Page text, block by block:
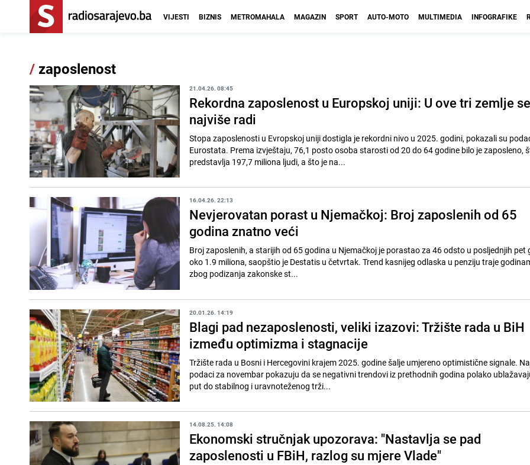
VIJESTI BIZNIS METROMAHALA MAGAZIN SPORT AUTO-MOTO MULTIMEDIA INFOGRAFIKE
/zaposlenost
21.04.26. 08:45
Rekordna zaposlenost u Europskoj uniji: U ove tri zemlje se
najviše radi
Stopa zaposlenosti u Evropskoj uniji dostigla je rekordni nivo u 2025. godini, pokazali su
Eurostata. Prema izvještaju, 76,1 posto osoba starosti od 20 do 64 godine bilo je zaposleno,
predstavlja 197,7 miliona ljudi, a što je na...
16.04.26. 22:13
Nevjerovatan porast u Njemačkoj: Broj zaposlenih od 65
godina znatno veći
Broj zaposlenih, a starijih od 65 godina u Njemačkoj je porastao za 46 odsto u posljednjih pet
oko 1.9 miliona, saopštio je Destatis u četvrtak. Trend kasnijeg odlaska u penziju traje
zbog podizanja zakonske st...
20.01.26. 14:19
Blagi pad nezaposlenosti, veliki izazovi: Tržište rada u BiH
između optimizma i stagnacije
Tržište rada u Bosni i Hercegovini krajem 2025. godine šalje umjereno optimistične signale.
podaci za novembar pokazuju da se negativni trendovi iz prethodnih godina polako
put do stabilnog i uravnoteženog trži...
14.08.25. 14:08
Ekonomski stručnjak upozorava: "Nastavlja se pad
zaposlenosti u FBiH, razlog su mjere Vlade"